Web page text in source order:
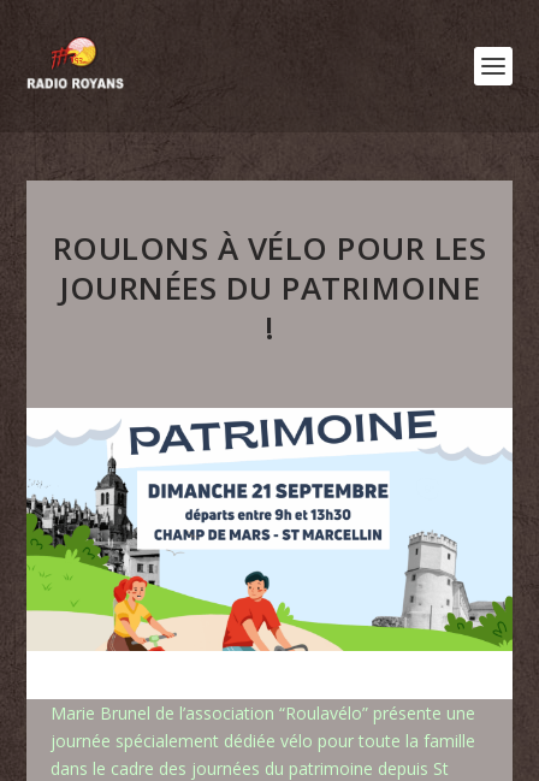
ROULONS À VÉLO POUR LES
JOURNÉES DU PATRIMOINE
!
Marie Brunel de l’association “Roulavélo” présente une
journée spécialement dédiée vélo pour toute la famille
dans le cadre des journées du patrimoine depuis St